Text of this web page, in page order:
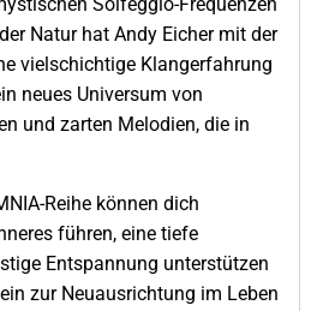
Solfeggio-Frequenzen
Natur hat Andy Eicher mit der
vielschichtige Klangerfahrung
neues Universum von
und zarten Melodien, die in
Reihe können dich
führen, eine tiefe
Entspannung unterstützen
zur Neuausrichtung im Leben